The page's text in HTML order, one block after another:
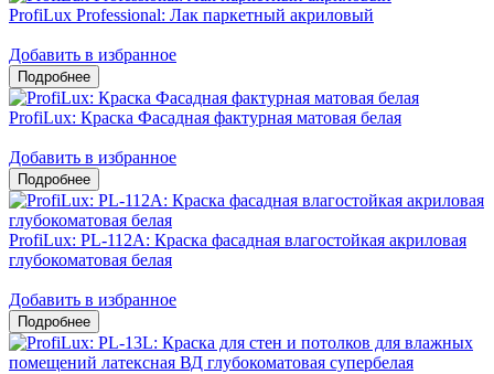
ProfiLux Professional: Лак паркетный акриловый
Добавить в избранное
ProfiLux: Краска Фасадная фактурная матовая белая
Добавить в избранное
ProfiLux: PL-112А: Краска фасадная влагостойкая акриловая
глубокоматовая белая
Добавить в избранное